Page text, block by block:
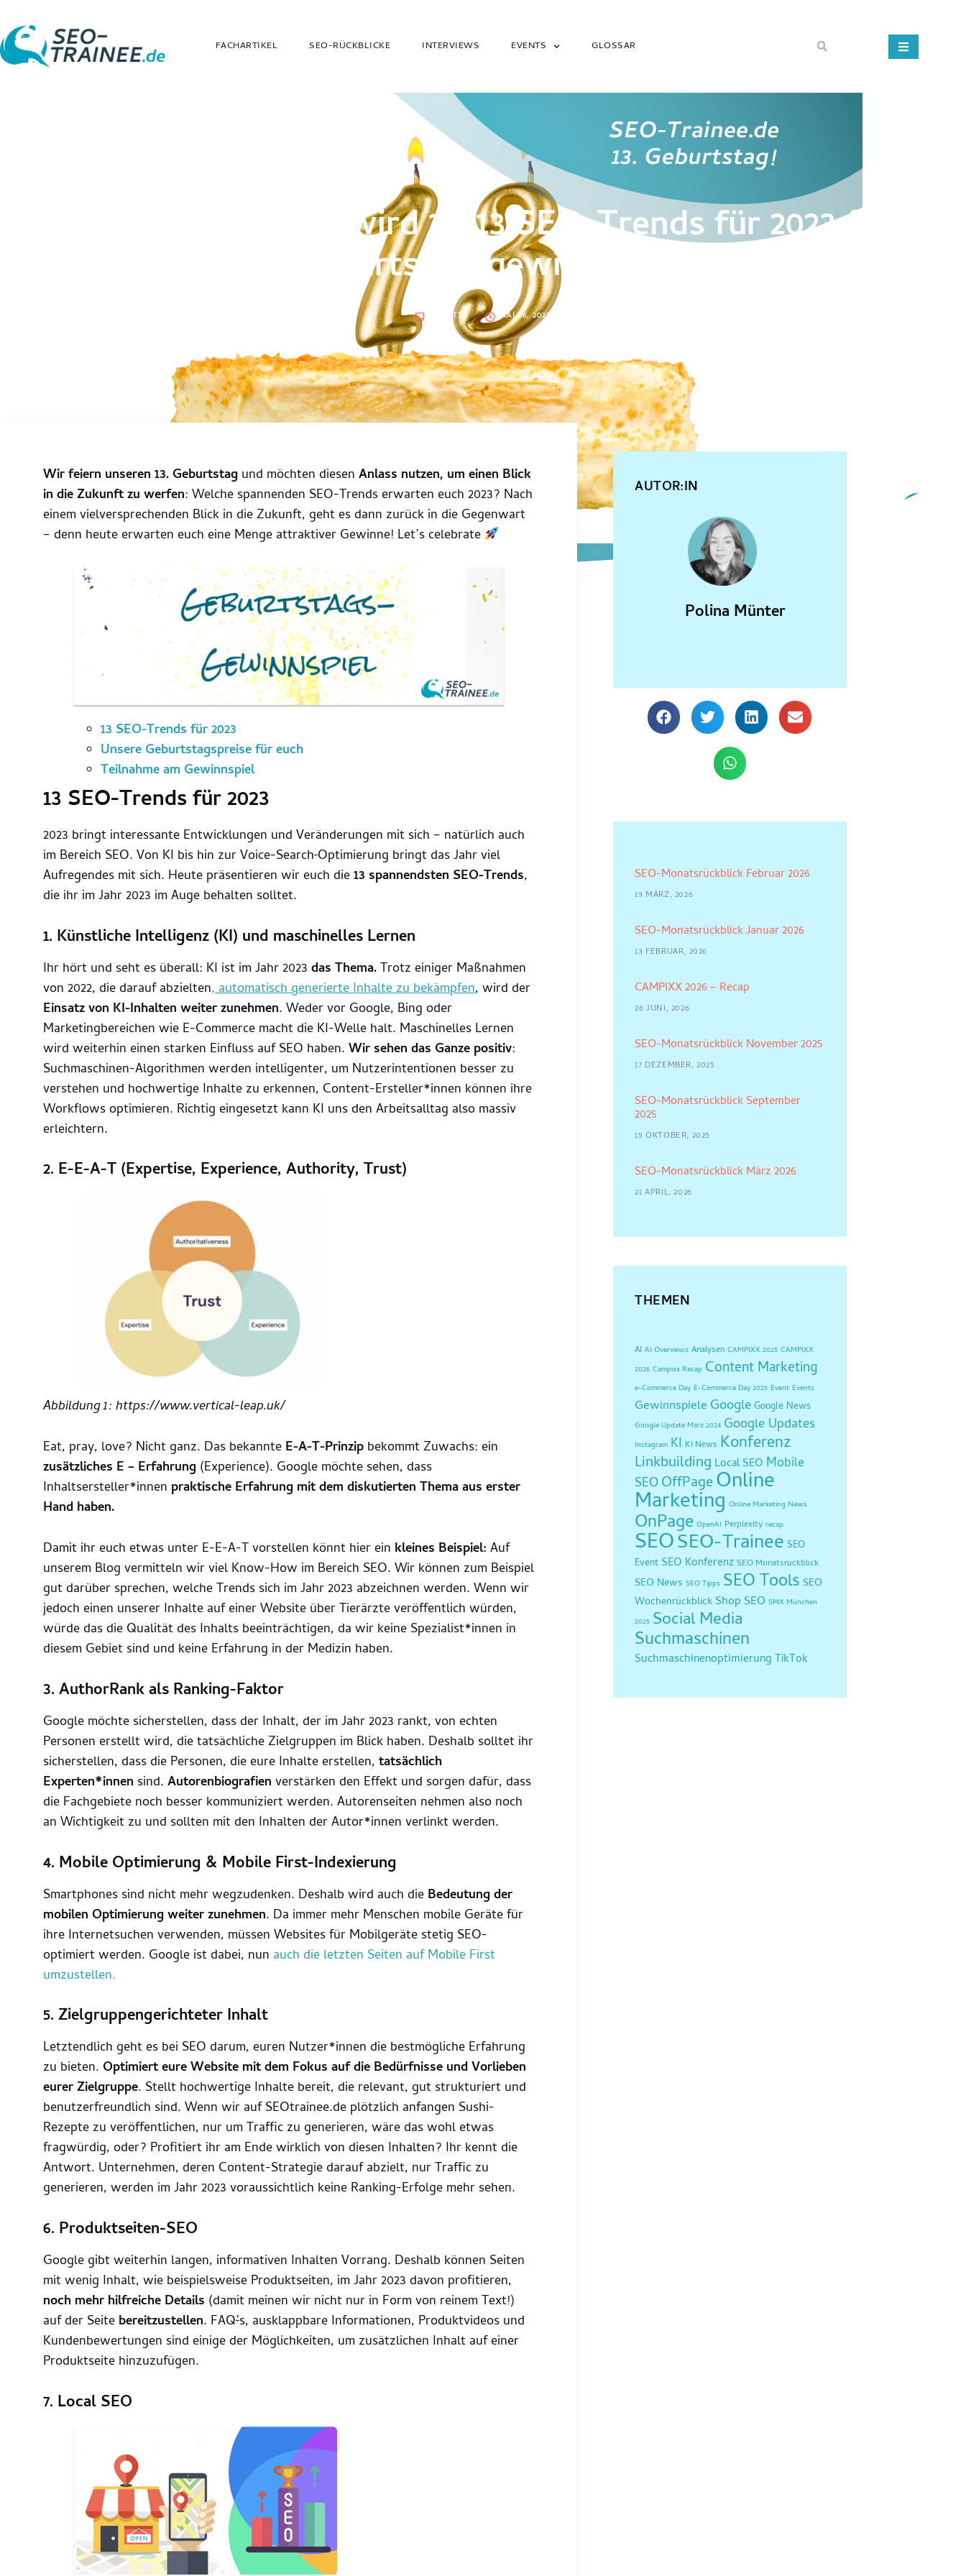
FACHARTIKEL SEO-RÜCKBLICKE INTERVIEWS EVENTS GLOSSAR
SEO-Trainee.de wird 13! 13 SEO-Trends für 2023 &
Geburtstagsgewinnspiel
EVENTS MAI 26, 2023
Wir feiern unseren 13. Geburtstag und möchten diesen Anlass nutzen, um einen Blick
in die Zukunft zu werfen: Welche spannenden SEO-Trends erwarten euch 2023? Nach
einem vielversprechenden Blick in die Zukunft, geht es dann zurück in die Gegenwart
– denn heute erwarten euch eine Menge attraktiver Gewinne! Let’s celebrate
13 SEO-Trends für 2023
Unsere Geburtstagspreise für euch
Teilnahme am Gewinnspiel
13 SEO-Trends für 2023
2023 bringt interessante Entwicklungen und Veränderungen mit sich – natürlich auch
im Bereich SEO. Von KI bis hin zur Voice-Search Optimierung bringt das Jahr viel
Aufregendes mit sich. Heute präsentieren wir euch die13 spannendsten SEO-Trends,
die ihr im Jahr 2023 im Auge behalten solltet.
1. Künstliche Intelligenz (KI) und maschinelles Lernen
Ihr hört und seht es überall: KI ist im Jahr 2023 das Thema.Trotz einiger Maßnahmen
von 2022, die darauf abzielten, automatisch generierte Inhalte zu bekämpfen, wird der
Einsatz von KI-Inhalten weiter zunehmen. Weder vor Google, Bing oder
Marketingbereichen wie E-Commerce macht die KI-Welle halt. Maschinelles Lernen
wird weiterhin einen starken Einfluss auf SEO haben. Wir sehen das Ganze positiv:
Suchmaschinen-Algorithmen werden intelligenter, um Nutzerintentionen besser zu
verstehen und hochwertige Inhalte zu erkennen, Content-Ersteller*innen können ihre
Workflows optimieren. Richtig eingesetzt kann KI uns den Arbeitsalltag also massiv
erleichtern.
2. E-E-A-T (Expertise, Experience, Authority, Trust)
Abbildung 1: https://www.vertical-leap.uk/
Eat, pray, love? Nicht ganz. Das bekannte E-A-T-Prinzip bekommt Zuwachs: ein
zusätzliches E – Erfahrung (Experience). Google möchte sehen, dass
Inhaltsersteller*innen praktische Erfahrung mit dem diskutierten Thema aus erster
Hand haben.
Damit ihr euch etwas unter E-E-A-T vorstellen könnt hier ein kleines Beispiel: Auf
unserem Blog vermitteln wir viel Know-How im Bereich SEO. Wir können zum Beispiel
gut darüber sprechen, welche Trends sich im Jahr 2023 abzeichnen werden. Wenn wir
jedoch einen unserer Inhalte auf einer Website über Tierärzte veröffentlich würden,
würde das die Qualität des Inhalts beeinträchtigen, da wir keine Spezialist*innen in
diesem Gebiet sind und keine Erfahrung in der Medizin haben.
3. AuthorRank als Ranking-Faktor
Google möchte sicherstellen, dass der Inhalt, der im Jahr 2023 rankt, von echten
Personen erstellt wird, die tatsächliche Zielgruppen im Blick haben. Deshalb solltet ihr
sicherstellen, dass die Personen, die eure Inhalte erstellen, tatsächlich
Experten*innen sind. Autorenbiografien verstärken den Effekt und sorgen dafür, dass
die Fachgebiete noch besser kommuniziert werden. Autorenseiten nehmen also noch
an Wichtigkeit zu und sollten mit den Inhalten der Autor*innen verlinkt werden.
4. Mobile Optimierung & Mobile First-Indexierung
Smartphones sind nicht mehr wegzudenken. Deshalb wird auch die Bedeutung der
mobilen Optimierung weiter zunehmen. Da immer mehr Menschen mobile Geräte für
ihre Internetsuchen verwenden, müssen Websites für Mobilgeräte stetig SEO-
optimiert werden. Google ist dabei, nun auch die letzten Seiten auf Mobile First
umzustellen.
5. Zielgruppengerichteter Inhalt
Letztendlich geht es bei SEO darum, euren Nutzer*innen die bestmögliche Erfahrung
zu bieten. Optimiert eure Website mit dem Fokus auf die Bedürfnisse und Vorlieben
eurer Zielgruppe. Stellt hochwertige Inhalte bereit, die relevant, gut strukturiert und
benutzerfreundlich sind. Wenn wir auf SEOtrainee.de plötzlich anfangen Sushi-
Rezepte zu veröffentlichen, nur um Traffic zu generieren, wäre das wohl etwas
fragwürdig, oder? Profitiert ihr am Ende wirklich von diesen Inhalten? Ihr kennt die
Antwort. Unternehmen, deren Content-Strategie darauf abzielt, nur Traffic zu
generieren, werden im Jahr 2023 voraussichtlich keine Ranking-Erfolge mehr sehen.
6. Produktseiten-SEO
Google gibt weiterhin langen, informativen Inhalten Vorrang. Deshalb können Seiten
mit wenig Inhalt, wie beispielsweise Produktseiten, im Jahr 2023 davon profitieren,
noch mehr hilfreiche Details (damit meinen wir nicht nur in Form von reinem Text!)
auf der Seite bereitzustellen. FAQ’s, ausklappbare Informationen, Produktvideos und
Kundenbewertungen sind einige der Möglichkeiten, um zusätzlichen Inhalt auf einer
Produktseite hinzuzufügen.
7. Local SEO
AUTOR:IN
Polina Münter
SEO-Monatsrückblick Februar 2026
19 MÄRZ, 2026
SEO-Monatsrückblick Januar 2026
13 FEBRUAR, 2026
CAMPIXX 2026 – Recap
26 JUNI, 2026
SEO-Monatsrückblick November 2025
17 DEZEMBER, 2025
SEO-Monatsrückblick September
2025
15 OKTOBER, 2025
SEO-Monatsrückblick März 2026
21 APRIL, 2026
THEMEN
AI AI Overviews Analysen CAMPIXX 2025 CAMPIXX
2026 Campixx Recap Content Marketing
e-Commerce Day E-Commerce Day 2025 Event Events
Gewinnspiele Google Google News
Google Update März 2024 Google Updates
Instagram KI KI News Konferenz
Linkbuilding Local SEO Mobile
SEOOffPageOnline
Marketing Online Marketing News
OnPage OpenAI Perplexity recap
SEOSEO-Trainee SEO
Event SEO Konferenz SEO Monatsrückblick
SEO News SEO Tipps SEO Tools SEO
Wochenrückblick Shop SEO SMX München
2025 Social Media
Suchmaschinen
Suchmaschinenoptimierung TikTok